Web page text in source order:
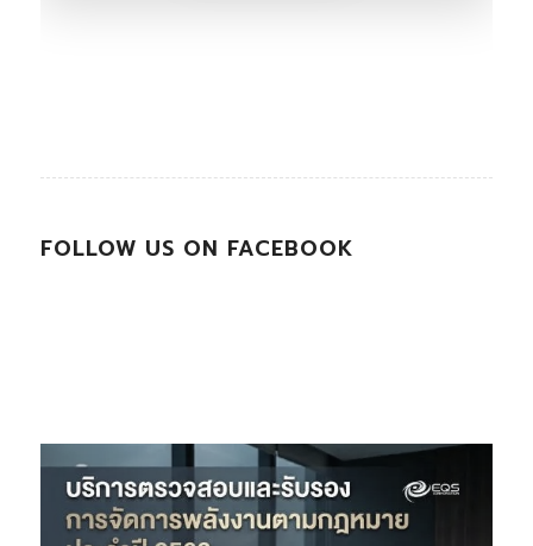
FOLLOW US ON FACEBOOK